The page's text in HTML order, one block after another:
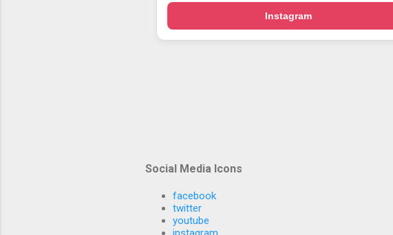
Instagram
Social Media Icons
facebook
twitter
youtube